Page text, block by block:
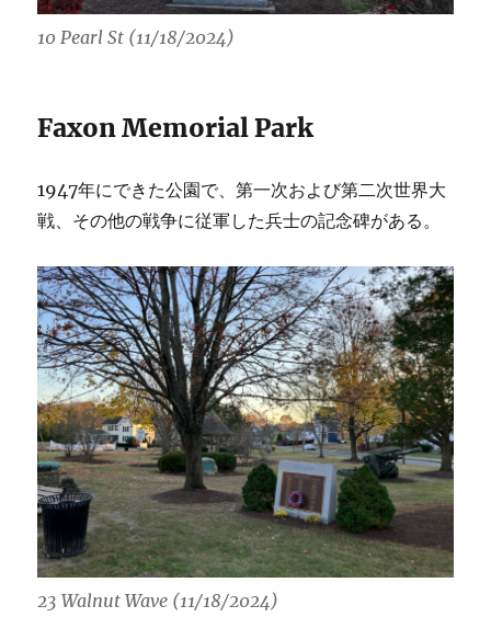
10 Pearl St (11/18/2024)
Faxon Memorial Park
1947年にできた公園で、第一次および第二次世界大
戦、その他の戦争に従軍した兵士の記念碑がある。
23 Walnut Wave (11/18/2024)